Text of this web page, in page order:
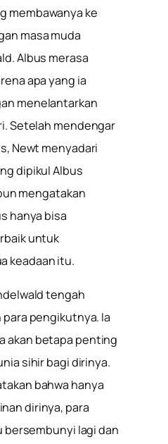
membawanya ke
masa muda
Albus merasa
apa yang ia
menelantarkan
Setelah mendengar
Newt menyadari
dipikul Albus
mengatakan
hanya bisa
untuk
keadaan itu.
tengah
pengikutnya. Ia
akan betapa penting
sihir bagi dirinya.
bahwa hanya
dirinya, para
lagi dan